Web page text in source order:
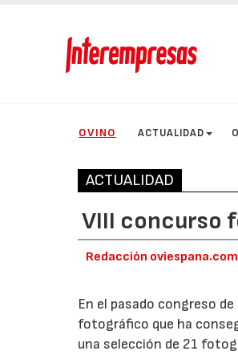
OVINO ACTUALIDAD
ACTUALIDAD
VIII concurso
Redacción oviespana.com
En el pasado congreso
fotográfico que ha
una selección de 21